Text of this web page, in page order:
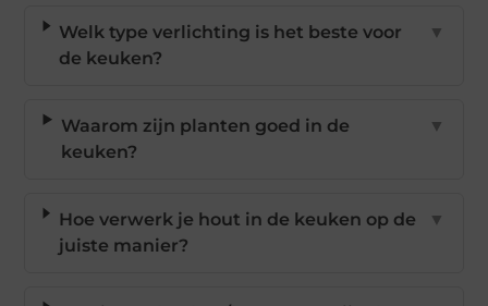
Welk type verlichting is het beste voor
de keuken?
▼
Waarom zijn planten goed in de
keuken?
▼
Hoe verwerk je hout in de keuken op de
juiste manier?
▼